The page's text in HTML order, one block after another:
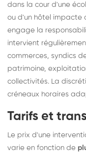
dans la cour d'une
ou d'un hôtel impacte
engage la
intervient
commerces, syndics
patrimoine,
collectivités. La
créneaux horaires
Tarifs et
Le prix d'une
varie en fonction de